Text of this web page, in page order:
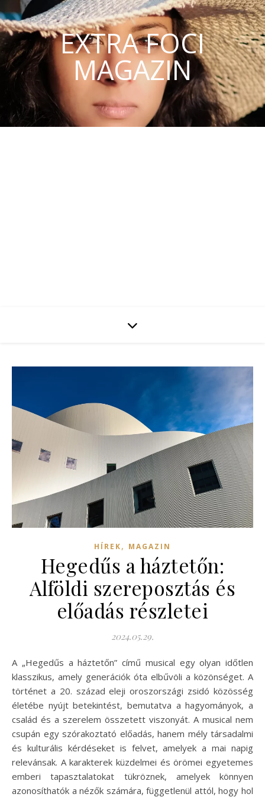
EXTRA FOCI
MAGAZIN
HÍREK, MAGAZIN
Hegedűs a háztetőn:
Alföldi szereposztás és
előadás részletei
2024.05.29.
A „Hegedűs a háztetőn” című musical egy olyan időtlen
klasszikus, amely generációk óta elbűvöli a közönséget. A
történet a 20. század eleji oroszországi zsidó közösség
életébe nyújt betekintést, bemutatva a hagyományok, a
család és a szerelem összetett viszonyát. A musical nem
csupán egy szórakoztató előadás, hanem mély társadalmi
és kulturális kérdéseket is felvet, amelyek a mai napig
relevánsak. A karakterek küzdelmei és örömei egyetemes
emberi tapasztalatokat tükröznek, amelyek könnyen
azonosíthatók a nézők számára, függetlenül attól, hogy hol